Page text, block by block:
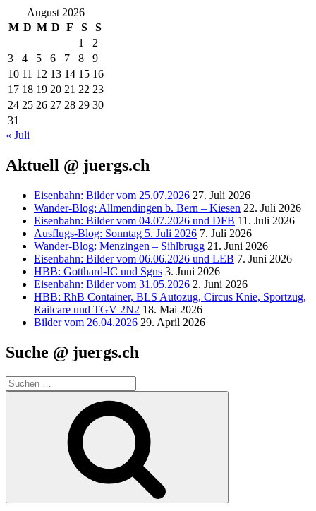
August 2026
M D M D F S
S
1
2
3
4 5 6 7 8
9
10 11 12 13 14 15 16
17 18 19 20 21 22 23
24 25 26 27 28 29 30
31
« Juli
Aktuell @ juergs.ch
Eisenbahn: Bilder vom 25.07.2026 27. Juli 2026
Wander-Blog: Allmendingen b. Bern – Kiesen 22. Juli 2026
Eisenbahn: Bilder vom 04.07.2026 und DFB 11. Juli 2026
Ausflugs-Blog: Sonntag 5. Juli 2026 7. Juli 2026
Wander-Blog: Menzingen – Sihlbrugg 21. Juni 2026
Eisenbahn: Bilder vom 06.06.2026 und LEB 7. Juni 2026
HBB: Gotthard-IC und Sgns 3. Juni 2026
Eisenbahn: Bilder vom 31.05.2026 2. Juni 2026
HBB: RhB Container, BLS Autozug, Circus Knie, Sportzug,
Railcare und TGV 2N2 18. Mai 2026
Bilder vom 26.04.2026 29. April 2026
Suche @ juergs.ch
Suchen
nach: